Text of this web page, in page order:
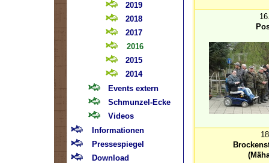
2019
2018
2017
2016
2015
2014
Events extern
Schmunzel-Ecke
Videos
Informationen
Pressespiegel
Download